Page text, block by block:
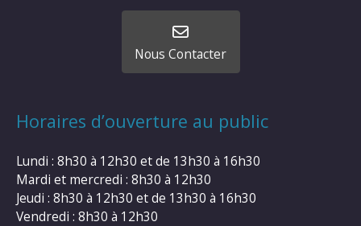
Nous Contacter
Horaires d’ouverture au public
Lundi : 8h30 à 12h30 et de 13h30 à 16h30
Mardi et mercredi : 8h30 à 12h30
Jeudi : 8h30 à 12h30 et de 13h30 à 16h30
Vendredi : 8h30 à 12h30